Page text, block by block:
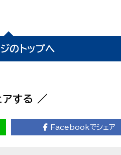
のトップへ
アする ／
Facebookでシェア